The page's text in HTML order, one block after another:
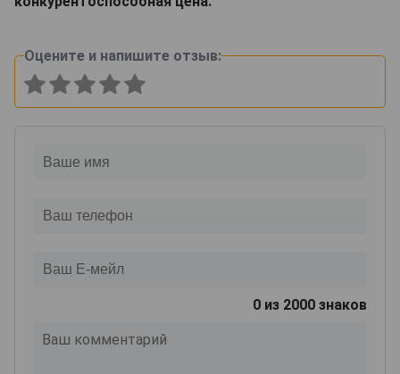
Оцените и напишите отзыв:
0 из 2000 знаков